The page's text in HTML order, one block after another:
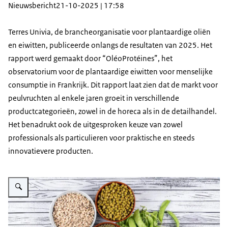
Nieuwsbericht21-10-2025 | 17:58
Terres Univia, de brancheorganisatie voor plantaardige oliën
en eiwitten, publiceerde onlangs de resultaten van 2025. Het
rapport werd gemaakt door “OléoProtéines”, het
observatorium voor de plantaardige eiwitten voor menselijke
consumptie in Frankrijk. Dit rapport laat zien dat de markt voor
peulvruchten al enkele jaren groeit in verschillende
productcategorieën, zowel in de horeca als in de detailhandel.
Het benadrukt ook de uitgesproken keuze van zowel
professionals als particulieren voor praktische en steeds
innovatievere producten.
Vergroot afbeelding Plantaardige oliën en eiwitten